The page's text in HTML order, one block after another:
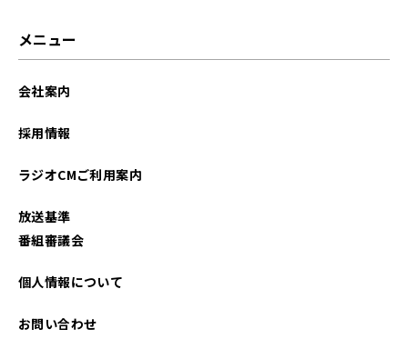
2025年09月
メニュー
会社案内
採用情報
ラジオCMご利用案内
放送基準
番組審議会
個人情報について
お問い合わせ